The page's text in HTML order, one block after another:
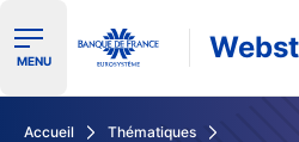
Ouvrir le menu de navigation
MENU
Accueil
Thématiques